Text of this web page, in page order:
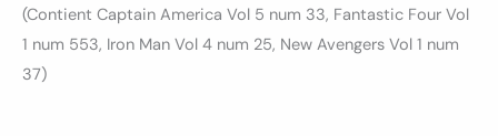
(Contient Captain America Vol 5 num 33, Fantastic Four Vol
1 num 553, Iron Man Vol 4 num 25, New Avengers Vol 1 num
37)